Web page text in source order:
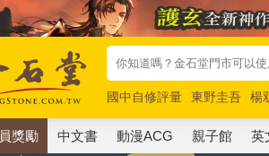
國中自修評量 東野圭吾 楊
唯紅花綻放
奧德賽 路邊攤
獎勵 中文書 動漫ACG 親子館 英